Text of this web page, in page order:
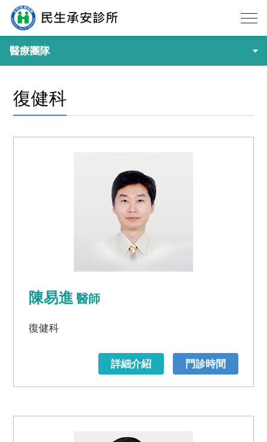
醫療團隊
復健科
陳易進 醫師
復健科
門診時間
詳細介紹